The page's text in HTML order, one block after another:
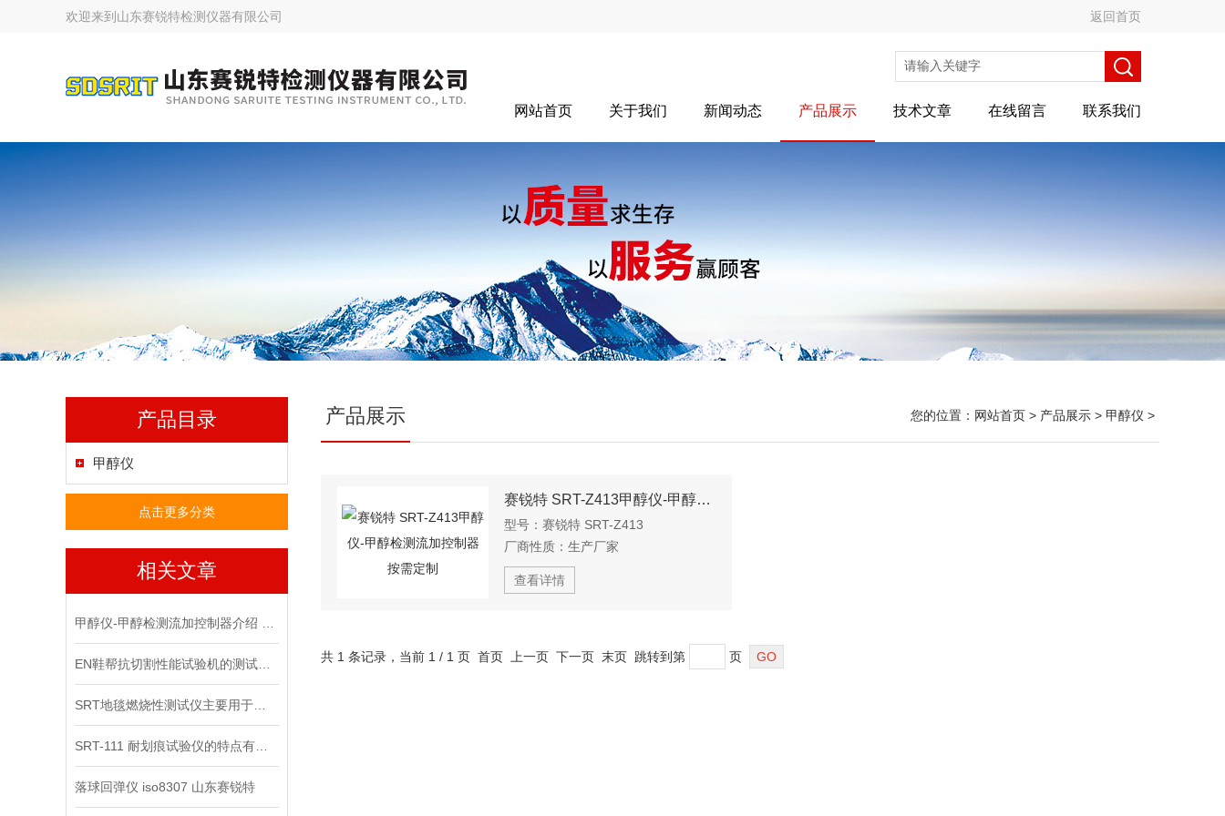
欢迎来到 山东赛锐特检测仪器有限公司 返回首页
网站首页 关于我们 新闻动态 产品展示 技术文章 在线留言 联系我们
产品目录
甲醇仪
点击更多分类
相关文章
落球回弹仪 iso8307 山东赛锐特
产品展示 您的位置： 网站首页 > 产品展示 > 甲醇仪 >
赛锐特 SRT-Z413甲醇仪-甲醇检测流加控制器 按需定制
型号： 赛锐特 SRT-Z413
厂商性质： 生产厂家
查看详情
共 1 条记录，当前 1 / 1 页 首页 上一页 下一页 末页 跳转到第 页